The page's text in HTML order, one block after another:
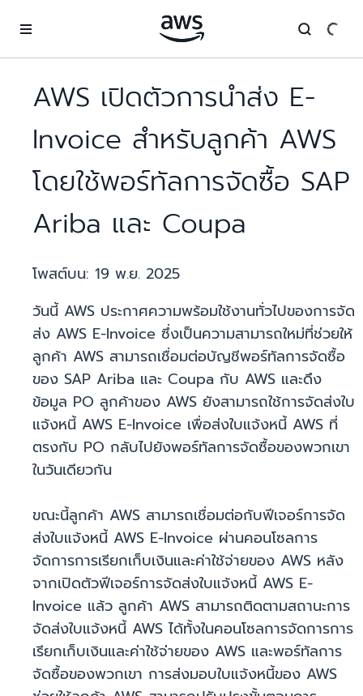
AWS เปิดตัวการนำส่ง E-
Invoice สำหรับลูกค้า AWS
โดยใช้พอร์ทัลการจัดซื้อ SAP
Ariba และ Coupa
โพสต์บน: 19 พ.ย. 2025
วันนี้ AWS ประกาศความพร้อมใช้งานทั่วไปของการจัด
ส่ง AWS E-Invoice ซึ่งเป็นความสามารถใหม่ที่ช่วยให้
ลูกค้า AWS สามารถเชื่อมต่อบัญชีพอร์ทัลการจัดซื้อ
ของ SAP Ariba และ Coupa กับ AWS และดึง
ข้อมูล PO ลูกค้าของ AWS ยังสามารถใช้การจัดส่งใบ
แจ้งหนี้ AWS E-Invoice เพื่อส่งใบแจ้งหนี้ AWS ที่
ตรงกับ PO กลับไปยังพอร์ทัลการจัดซื้อของพวกเขา
ในวันเดียวกัน
ขณะนี้ลูกค้า AWS สามารถเชื่อมต่อกับฟีเจอร์การจัด
ส่งใบแจ้งหนี้ AWS E-Invoice ผ่านคอนโซลการ
จัดการการเรียกเก็บเงินและค่าใช้จ่ายของ AWS หลัง
จากเปิดตัวฟีเจอร์การจัดส่งใบแจ้งหนี้ AWS E-
Invoice แล้ว ลูกค้า AWS สามารถติดตามสถานะการ
จัดส่งใบแจ้งหนี้ AWS ได้ทั้งในคอนโซลการจัดการการ
เรียกเก็บเงินและค่าใช้จ่ายของ AWS และพอร์ทัลการ
จัดซื้อของพวกเขา การส่งมอบใบแจ้งหนี้ของ AWS